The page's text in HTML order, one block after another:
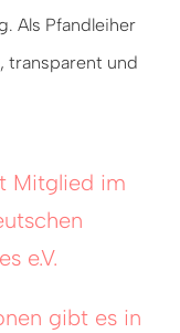
Als Pfandleiher
transparent und
Mitglied im
e.V.
gibt es in